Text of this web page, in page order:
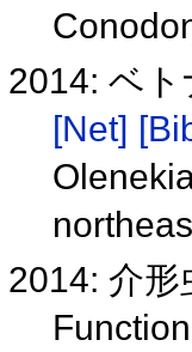
2014: ベ
[Net]
2014: 介